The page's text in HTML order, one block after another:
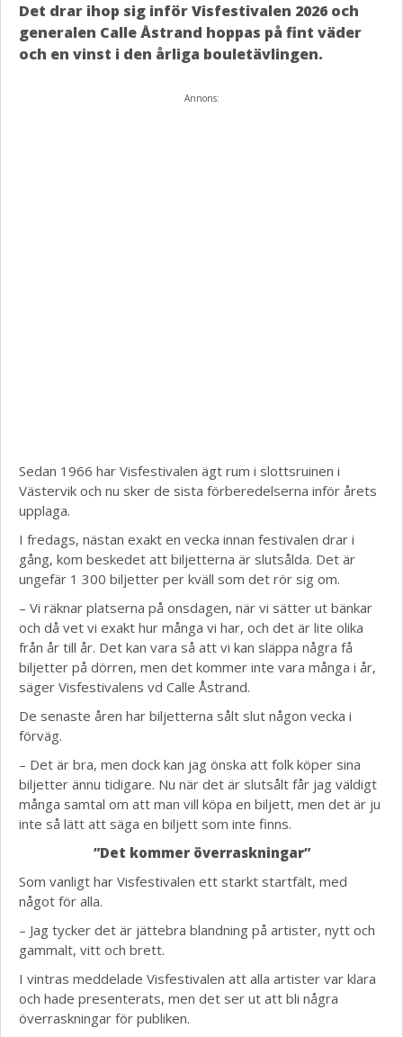
Det drar ihop sig inför Visfestivalen 2026 och
generalen Calle Åstrand hoppas på fint väder
och en vinst i den årliga bouletävlingen.
Annons:
Sedan 1966 har Visfestivalen ägt rum i slottsruinen i
Västervik och nu sker de sista förberedelserna inför årets
upplaga.
I fredags, nästan exakt en vecka innan festivalen drar i
gång, kom beskedet att biljetterna är slutsålda. Det är
ungefär 1 300 biljetter per kväll som det rör sig om.
– Vi räknar platserna på onsdagen, när vi sätter ut bänkar
och då vet vi exakt hur många vi har, och det är lite olika
från år till år. Det kan vara så att vi kan släppa några få
biljetter på dörren, men det kommer inte vara många i år,
säger Visfestivalens vd Calle Åstrand.
De senaste åren har biljetterna sålt slut någon vecka i
förväg.
– Det är bra, men dock kan jag önska att folk köper sina
biljetter ännu tidigare. Nu när det är slutsålt får jag väldigt
många samtal om att man vill köpa en biljett, men det är ju
inte så lätt att säga en biljett som inte finns.
”Det kommer överraskningar”
Som vanligt har Visfestivalen ett starkt startfält, med
något för alla.
– Jag tycker det är jättebra blandning på artister, nytt och
gammalt, vitt och brett.
I vintras meddelade Visfestivalen att alla artister var klara
och hade presenterats, men det ser ut att bli några
överraskningar för publiken.